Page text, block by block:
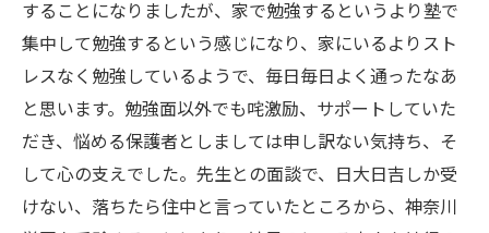
することになりましたが、家で勉強するというより塾で
集中して勉強するという感じになり、家にいるよりスト
レスなく勉強しているようで、毎日毎日よく通ったなあ
と思います。勉強面以外でも咤激励、サポートしていた
だき、悩める保護者としましては申し訳ない気持ち、そ
して心の支えでした。先生との面談で、日大日吉しか受
けない、落ちたら住中と言っていたところから、神奈川